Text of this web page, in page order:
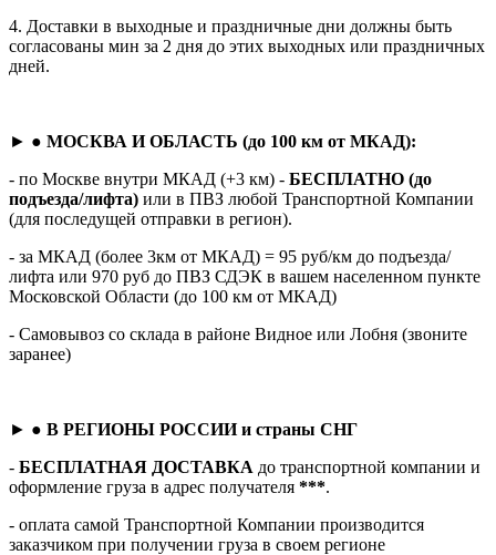
4. Доставки в выходные и праздничные дни должны быть
согласованы мин за 2 дня до этих выходных или праздничных
дней.
► ● МОСКВА И ОБЛАСТЬ (до 100 км от МКАД):
- по Москве внутри МКАД (+3 км) - БЕСПЛАТНО (до
подъезда/лифта) или в ПВЗ любой Транспортной Компании
(для последущей отправки в регион).
- за МКАД (более 3км от МКАД) = 95 руб/км до подъезда/
лифта или 970 руб до ПВЗ СДЭК в вашем населенном пункте
Московской Области (до 100 км от МКАД)
- Самовывоз со склада в районе Видное или Лобня (звоните
заранее)
► ● В РЕГИОНЫ РОССИИ и страны СНГ
- БЕСПЛАТНАЯ ДОСТАВКА до транспортной компании и
оформление груза в адрес получателя ***.
- оплата самой Транспортной Компании производится
заказчиком при получении груза в своем регионе